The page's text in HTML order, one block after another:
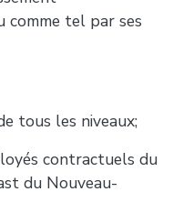
comme tel par ses
tous les niveaux;
contractuels du
du Nouveau-